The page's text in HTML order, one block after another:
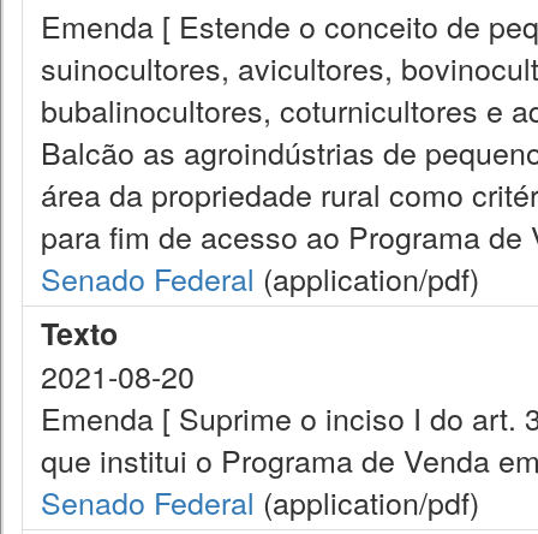
Emenda [ Estende o conceito de
suinocultores, avicultores,
bubalinocultores, coturnicultores e
Balcão as agroindústrias de
área da propriedade rural como
para fim de acesso ao Programa de
Senado Federal (application/pdf)
Texto
2021-08-20
Emenda [ Suprime o inciso I do art.
que institui o Programa de Venda
Senado Federal (application/pdf)